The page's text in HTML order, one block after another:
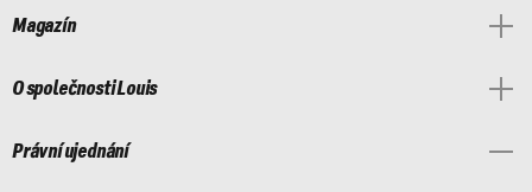
Magazín
O společnosti Louis
Právní ujednání